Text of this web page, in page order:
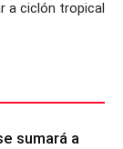
a ciclón tropical
sumará a